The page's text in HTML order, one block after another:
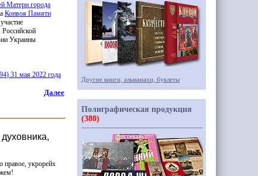
Матери города
Конвоя Памяти
Украины
) 31 мая 2022 года
Далее
укрорейх
Другие книги, альманахи, буклеты
Полиграфическая продукция
(380)